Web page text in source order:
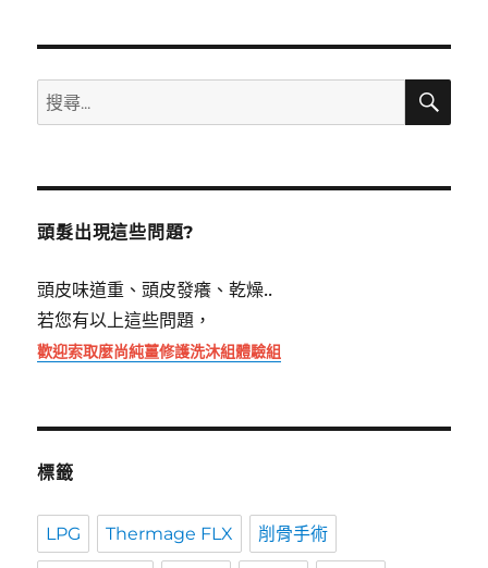
搜
尋
鍵
搜
頭髮出現這些問題?
頭皮味道重、頭皮發癢、乾燥..
若您有以上這些問題，
歡迎索取麼尚純薑修護洗沐組體驗組
標籤
LPG Thermage FLX 削骨手術